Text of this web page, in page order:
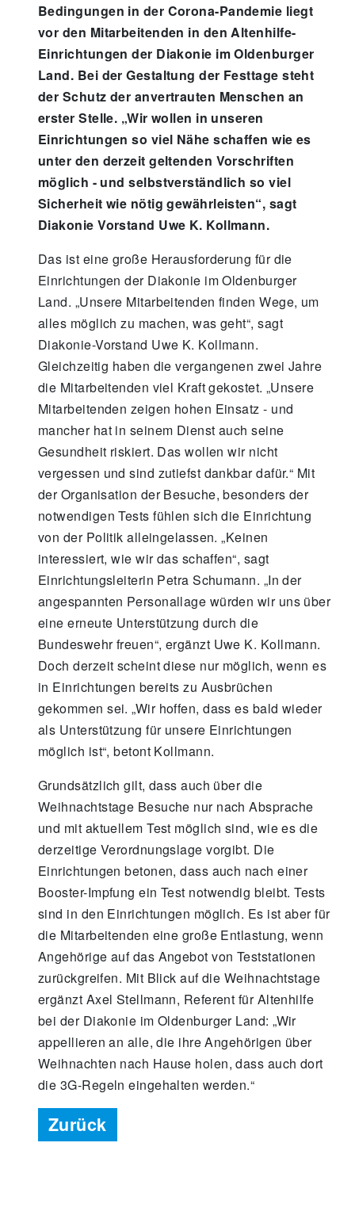
Bedingungen in der Corona-Pandemie liegt
vor den Mitarbeitenden in den Altenhilfe-
Einrichtungen der Diakonie im Oldenburger
Land. Bei der Gestaltung der Festtage steht
der Schutz der anvertrauten Menschen an
erster Stelle. „Wir wollen in unseren
Einrichtungen so viel Nähe schaffen wie es
unter den derzeit geltenden Vorschriften
möglich - und selbstverständlich so viel
Sicherheit wie nötig gewährleisten“, sagt
Diakonie Vorstand Uwe K. Kollmann.
Das ist eine große Herausforderung für die
Einrichtungen der Diakonie im Oldenburger
Land. „Unsere Mitarbeitenden finden Wege, um
alles möglich zu machen, was geht“, sagt
Diakonie-Vorstand Uwe K. Kollmann.
Gleichzeitig haben die vergangenen zwei Jahre
die Mitarbeitenden viel Kraft gekostet. „Unsere
Mitarbeitenden zeigen hohen Einsatz - und
mancher hat in seinem Dienst auch seine
Gesundheit riskiert. Das wollen wir nicht
vergessen und sind zutiefst dankbar dafür.“ Mit
der Organisation der Besuche, besonders der
notwendigen Tests fühlen sich die Einrichtung
von der Politik alleingelassen. „Keinen
interessiert, wie wir das schaffen“, sagt
Einrichtungsleiterin Petra Schumann. „In der
angespannten Personallage würden wir uns über
eine erneute Unterstützung durch die
Bundeswehr freuen“, ergänzt Uwe K. Kollmann.
Doch derzeit scheint diese nur möglich, wenn es
in Einrichtungen bereits zu Ausbrüchen
gekommen sei. „Wir hoffen, dass es bald wieder
als Unterstützung für unsere Einrichtungen
möglich ist“, betont Kollmann.
Grundsätzlich gilt, dass auch über die
Weihnachtstage Besuche nur nach Absprache
und mit aktuellem Test möglich sind, wie es die
derzeitige Verordnungslage vorgibt. Die
Einrichtungen betonen, dass auch nach einer
Booster-Impfung ein Test notwendig bleibt. Tests
sind in den Einrichtungen möglich. Es ist aber für
die Mitarbeitenden eine große Entlastung, wenn
Angehörige auf das Angebot von Teststationen
zurückgreifen. Mit Blick auf die Weihnachtstage
ergänzt Axel Stellmann, Referent für Altenhilfe
bei der Diakonie im Oldenburger Land: „Wir
appellieren an alle, die ihre Angehörigen über
Weihnachten nach Hause holen, dass auch dort
die 3G-Regeln eingehalten werden.“
Zurück